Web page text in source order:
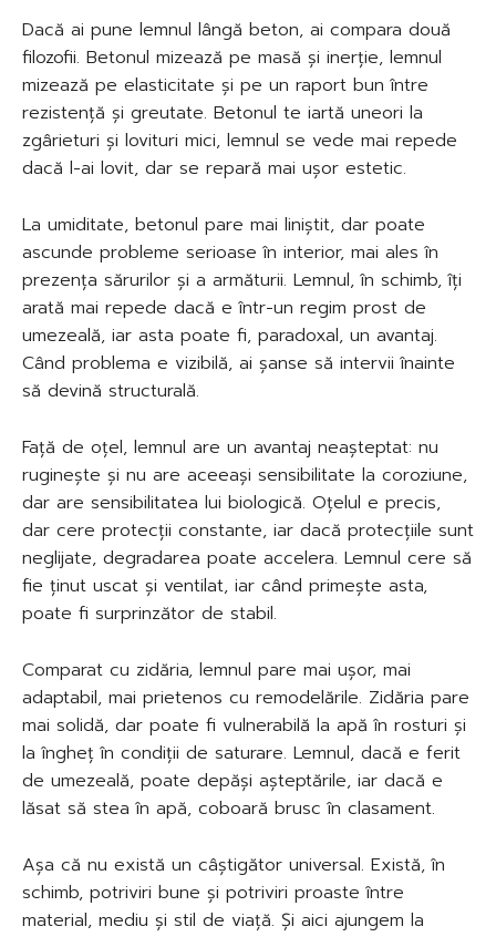
Dacă ai pune lemnul lângă beton, ai compara două
filozofii. Betonul mizează pe masă și inerție, lemnul
mizează pe elasticitate și pe un raport bun între
rezistență și greutate. Betonul te iartă uneori la
zgârieturi și lovituri mici, lemnul se vede mai repede
dacă l-ai lovit, dar se repară mai ușor estetic.
La umiditate, betonul pare mai liniștit, dar poate
ascunde probleme serioase în interior, mai ales în
prezența sărurilor și a armăturii. Lemnul, în schimb, îți
arată mai repede dacă e într-un regim prost de
umezeală, iar asta poate fi, paradoxal, un avantaj.
Când problema e vizibilă, ai șanse să intervii înainte
să devină structurală.
Față de oțel, lemnul are un avantaj neașteptat: nu
ruginește și nu are aceeași sensibilitate la coroziune,
dar are sensibilitatea lui biologică. Oțelul e precis,
dar cere protecții constante, iar dacă protecțiile sunt
neglijate, degradarea poate accelera. Lemnul cere să
fie ținut uscat și ventilat, iar când primește asta,
poate fi surprinzător de stabil.
Comparat cu zidăria, lemnul pare mai ușor, mai
adaptabil, mai prietenos cu remodelările. Zidăria pare
mai solidă, dar poate fi vulnerabilă la apă în rosturi și
la îngheț în condiții de saturare. Lemnul, dacă e ferit
de umezeală, poate depăși așteptările, iar dacă e
lăsat să stea în apă, coboară brusc în clasament.
Așa că nu există un câștigător universal. Există, în
schimb, potriviri bune și potriviri proaste între
material, mediu și stil de viață. Și aici ajungem la